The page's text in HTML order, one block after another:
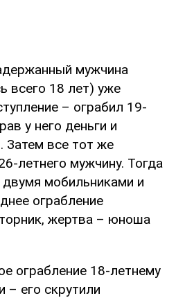
мужчина
всего 18 лет) уже
– ограбил 19-
у него деньги и
Затем все тот же
летнего мужчину. Тогда
мобильниками и
ограбление
жертва – юноша
ограбление 18-летнему
– его скрутили